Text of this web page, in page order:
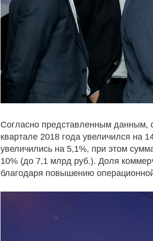
Согласно представленным данным,
квартале 2018 года увеличился на
увеличились на 5,1%, при этом
10% (до 7,1 млрд руб.). Доля
благодаря повышению